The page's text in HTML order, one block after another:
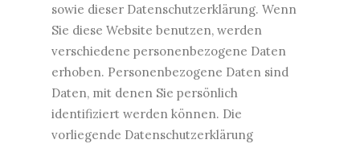
sowie dieser Datenschutzerklärung. Wenn
Sie diese Website benutzen, werden
verschiedene personenbezogene Daten
erhoben. Personenbezogene Daten sind
Daten, mit denen Sie persönlich
identifiziert werden können. Die
vorliegende Datenschutzerklärung